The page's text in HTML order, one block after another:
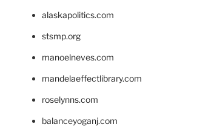
alaskapolitics.com
stsmp.org
manoelneves.com
mandelaeffectlibrary.com
roselynns.com
balanceyoganj.com